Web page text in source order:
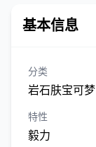
基本信息
分类
岩石肤宝可梦
特性
毅力